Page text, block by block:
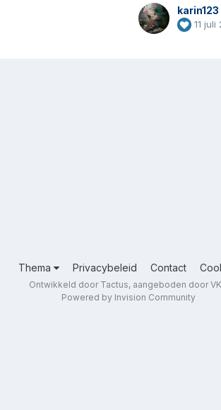
karin123
11 juli
Thema Privacybeleid Contact
Ontwikkeld door Tactus, aangeboden door
Powered by Invision Community